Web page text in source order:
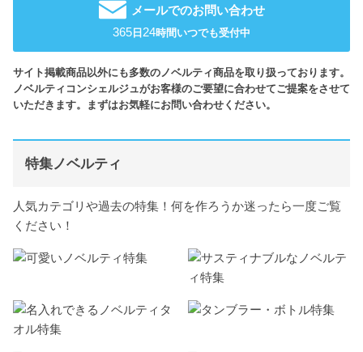
メールでのお問い合わせ
365 日 24時間いつでも受付中
サイト掲載商品以外にも多数のノベルティ商品を取り扱っております。
ノベルティコンシェルジュがお客様のご要望に合わせてご提案をさせて
いただきます。まずはお気軽にお問い合わせください。
特集ノベルティ
人気カテゴリや過去の特集！何を作ろうか迷ったら一度ご覧
ください！